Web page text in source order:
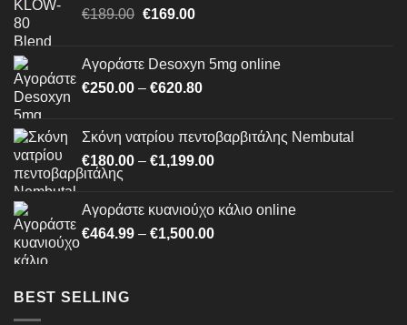
€189.00 Original
€189.00.
€169.00Η
είναι:
€169.00.
Αγοράστε Desoxyn 5mg online
€250.00 – €620.80Price
through
€620.80
Σκόνη νατρίου πεντοβαρβιτάλης Nembutal
€180.00 – €1,199.00Price
through
€1,199.00
Αγοράστε κυανιούχο κάλιο online
€464.99 – €1,500.00Price
BEST SELLING